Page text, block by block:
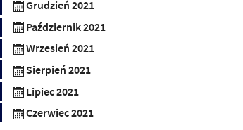
Grudzień 2021
Październik 2021
Wrzesień 2021
Sierpień 2021
Lipiec 2021
Czerwiec 2021